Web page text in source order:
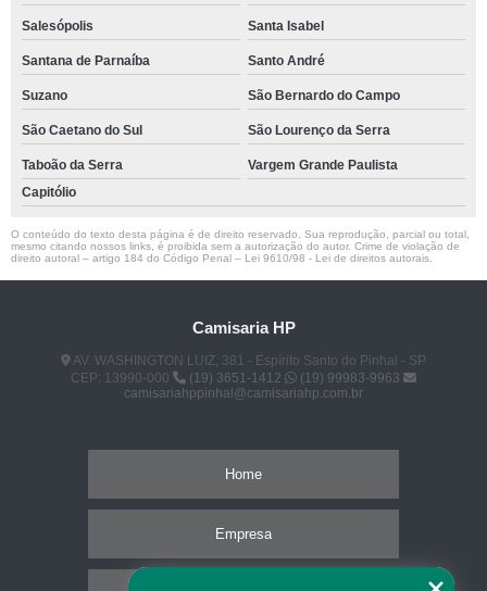
Salesópolis Santa Isabel
Santana de Parnaíba Santo André
Suzano São Bernardo do Campo
São Caetano do Sul São Lourenço da Serra
Taboão da Serra
Vargem Grande Paulista
Capitólio
O conteúdo do texto desta página é de direito reservado. Sua reprodução, parcial ou total,
mesmo citando nossos links, é proibida sem a autorização do autor. Crime de violação de
direito autoral – artigo 184 do Código Penal – Lei 9610/98 - Lei de direitos autorais
Camisaria HP
AV. WASHINGTON LUIZ, 381 - Espírito Santo do Pinhal - SP
CEP: 13990-000
(19) 3651-1412
(19) 99983-9963
camisariahppinhal@camisariahp.com.br
Home
Empresa